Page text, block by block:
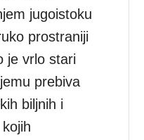
jugoistoku
prostraniji
je vrlo stari
prebiva
biljnih i